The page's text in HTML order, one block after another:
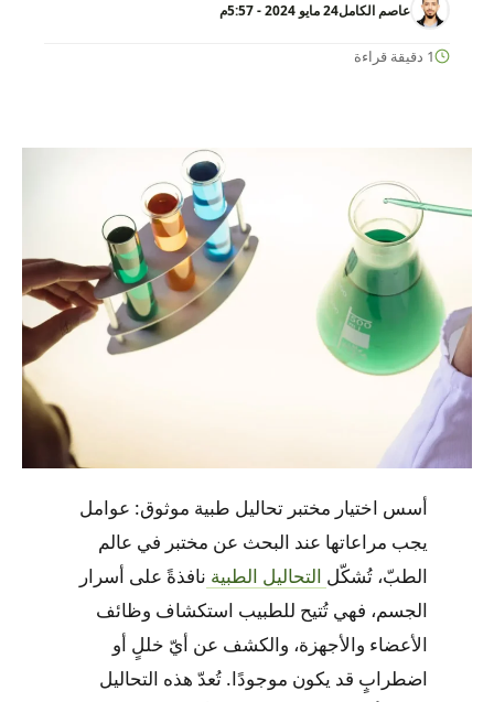
عاصم الكامل24 مايو 2024 - 5:57م
1 دقيقة قراءة
أسس اختيار مختبر تحاليل طبية موثوق: عوامل
يجب مراعاتها عند البحث عن مختبر في عالم
الطبّ، تُشكّل التحاليل الطبية نافذةً على أسرار
الجسم، فهي تُتيح للطبيب استكشاف وظائف
الأعضاء والأجهزة، والكشف عن أيّ خللٍ أو
اضطرابٍ قد يكون موجودًا. تُعدّ هذه التحاليل